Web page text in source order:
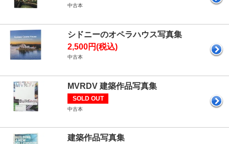
中古本
シドニーのオペラハウス写真集
2,500円(税込)
中古本
MVRDV 建築作品写真集
SOLD OUT
中古本
建築作品写真集